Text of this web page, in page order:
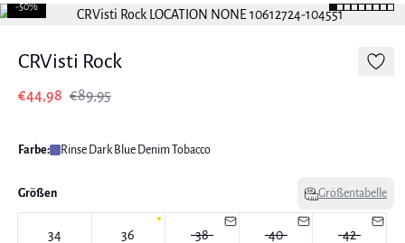
-50%
CRVisti Rock
€44,98 €89,95
Farbe: Rinse Dark Blue Denim Tobacco
Größen Größentabelle
34 36 38 40 42